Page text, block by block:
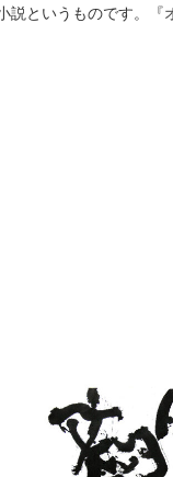
というものです。『